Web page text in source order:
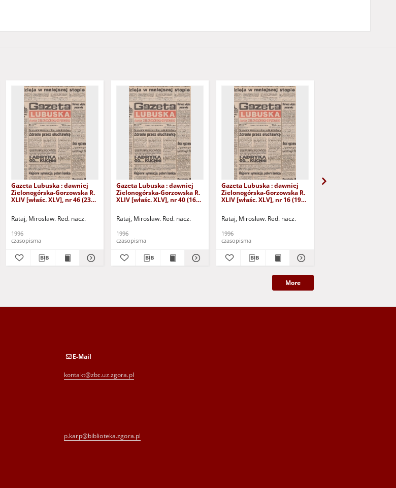
Gazeta Lubuska : dawniej
Zielonogórska-Gorzowska R.
XLIV [właśc. XLV], nr 46 (23
Rataj, Mirosław. Red. nacz.
1996
czasopisma
Gazeta Lubuska : dawniej
Zielonogórska-Gorzowska R.
XLIV [właśc. XLV], nr 40 (16
Rataj, Mirosław. Red. nacz.
1996
czasopisma
Gazeta Lubuska : dawniej
Zielonogórska-Gorzowska R.
XLIV [właśc. XLV], nr 16 (19
Rataj, Mirosław. Red. nacz.
1996
czasopisma
More
E-Mail
kontakt@zbc.uz.zgora.pl
p.karp@biblioteka.zgora.pl